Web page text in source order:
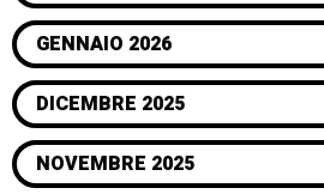
GENNAIO 2026
DICEMBRE 2025
NOVEMBRE 2025